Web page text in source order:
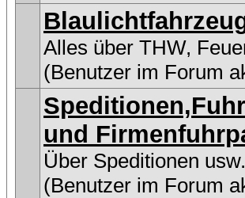
Alles über THW,
(Benutzer im Forum
und
Über Speditionen usw.
(Benutzer im Forum